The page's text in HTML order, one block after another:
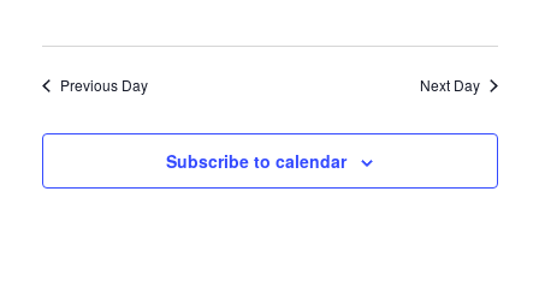
Previous Day Next Day
Subscribe to calendar